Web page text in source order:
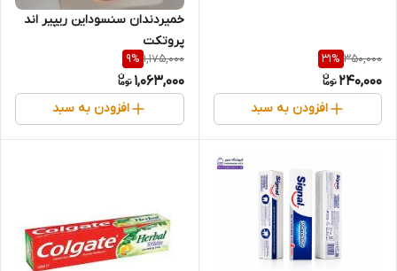
350,000
31%
240,000
افزودن به سبد
خمیردندان سنسوداین ریپیر اند
پروتکت
1,175,000
9%
1,063,000
افزودن به سبد